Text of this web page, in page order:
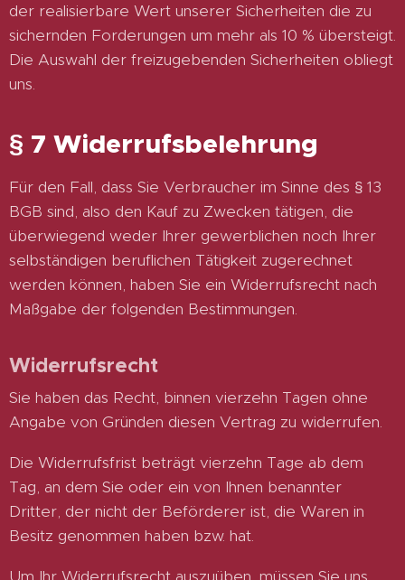
der realisierbare Wert unserer Sicherheiten die zu
sichernden Forderungen um mehr als 10 % übersteigt.
Die Auswahl der freizugebenden Sicherheiten obliegt
uns.
§ 7 Widerrufsbelehrung
Für den Fall, dass Sie Verbraucher im Sinne des § 13
BGB sind, also den Kauf zu Zwecken tätigen, die
überwiegend weder Ihrer gewerblichen noch Ihrer
selbständigen beruflichen Tätigkeit zugerechnet
werden können, haben Sie ein Widerrufsrecht nach
Maßgabe der folgenden Bestimmungen.
Widerrufsrecht
Sie haben das Recht, binnen vierzehn Tagen ohne
Angabe von Gründen diesen Vertrag zu widerrufen.
Die Widerrufsfrist beträgt vierzehn Tage ab dem
Tag, an dem Sie oder ein von Ihnen benannter
Dritter, der nicht der Beförderer ist, die Waren in
Besitz genommen haben bzw. hat.